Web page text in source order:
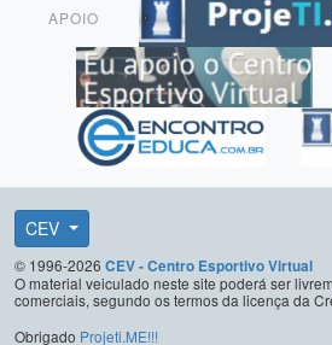
APOIO
CEV
© 1996-2026 CEV - Centro Esportivo Virtual
O material veiculado neste site poderá ser
comerciais, segundo os termos da licença da
Obrigado Projeti.ME!!!